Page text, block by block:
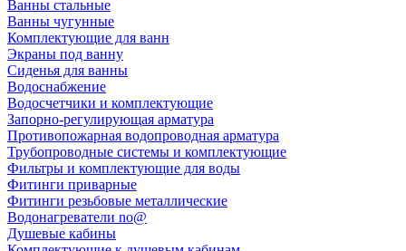
Ванны стальные
Ванны чугунные
Комплектующие для ванн
Экраны под ванну
Сиденья для ванны
Водоснабжение
Водосчетчики и комплектующие
Запорно-регулирующая арматура
Противопожарная водопроводная арматура
Трубопроводные системы и комплектующие
Фильтры и комплектующие для воды
Фитинги приварные
Фитинги резьбовые металлические
Водонагреватели no@
Душевые кабины